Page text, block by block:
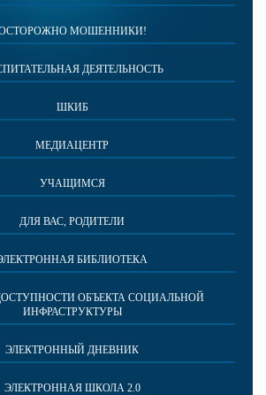
МОШЕННИКИ!
ДЕЯТЕЛЬНОСТЬ
ШКИБ
МЕДИАЦЕНТР
УЧАЩИМСЯ
ДЛЯ ВАС, РОДИТЕЛИ
БИБЛИОТЕКА
ОБЪЕКТА СОЦИАЛЬНОЙ
ИНФРАСТРУКТУРЫ
ЭЛЕКТРОННЫЙ ДНЕВНИК
ЭЛЕКТРОННАЯ ШКОЛА 2.0